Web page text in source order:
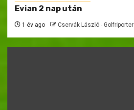
Evian 2 nap után
1 év ago Cservák László - Golfriporter